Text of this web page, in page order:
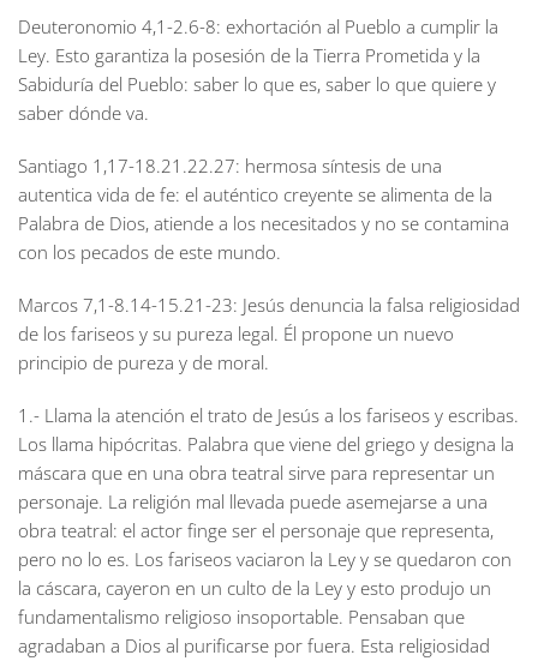
Deuteronomio 4,1-2.6-8: exhortación al Pueblo a cumplir la
Ley. Esto garantiza la posesión de la Tierra Prometida y la
Sabiduría del Pueblo: saber lo que es, saber lo que quiere y
saber dónde va.
Santiago 1,17-18.21.22.27: hermosa síntesis de una
autentica vida de fe: el auténtico creyente se alimenta de la
Palabra de Dios, atiende a los necesitados y no se contamina
con los pecados de este mundo.
Marcos 7,1-8.14-15.21-23: Jesús denuncia la falsa religiosidad
de los fariseos y su pureza legal. Él propone un nuevo
principio de pureza y de moral.
1.- Llama la atención el trato de Jesús a los fariseos y escribas.
Los llama hipócritas. Palabra que viene del griego y designa la
máscara que en una obra teatral sirve para representar un
personaje. La religión mal llevada puede asemejarse a una
obra teatral: el actor finge ser el personaje que representa,
pero no lo es. Los fariseos vaciaron la Ley y se quedaron con
la cáscara, cayeron en un culto de la Ley y esto produjo un
fundamentalismo religioso insoportable. Pensaban que
agradaban a Dios al purificarse por fuera. Esta religiosidad